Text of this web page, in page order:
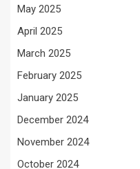
May 2025
April 2025
March 2025
February 2025
January 2025
December 2024
November 2024
October 2024